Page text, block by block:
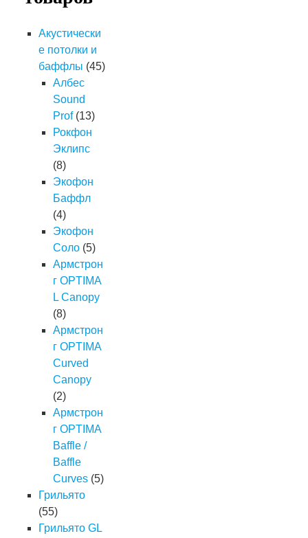
Акустически
е потолки и
баффлы (45)
Албес
Sound
Prof (13)
Рокфон
Эклипс
(8)
Экофон
Баффл
(4)
Экофон
Соло (5)
Армстрон
г OPTIMA
L Canopy
(8)
Армстрон
г OPTIMA
Curved
Canopy
(2)
Армстрон
г OPTIMA
Baffle /
Baffle
Curves (5)
Грильято
(55)
Грильято GL